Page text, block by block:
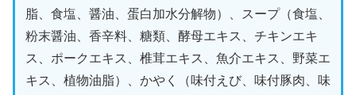
脂、食塩、醤油、蛋白加水分解物）、スープ（食塩、
粉末醤油、香辛料、糖類、酵母エキス、チキンエキ
ス、ポークエキス、椎茸エキス、魚介エキス、野菜エ
キス、植物油脂）、かやく（味付えび、味付豚肉、味